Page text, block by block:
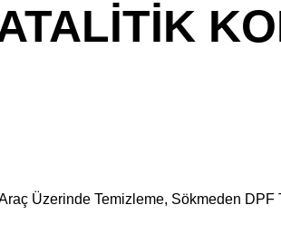
Üzerinde Temizleme, Sökmeden